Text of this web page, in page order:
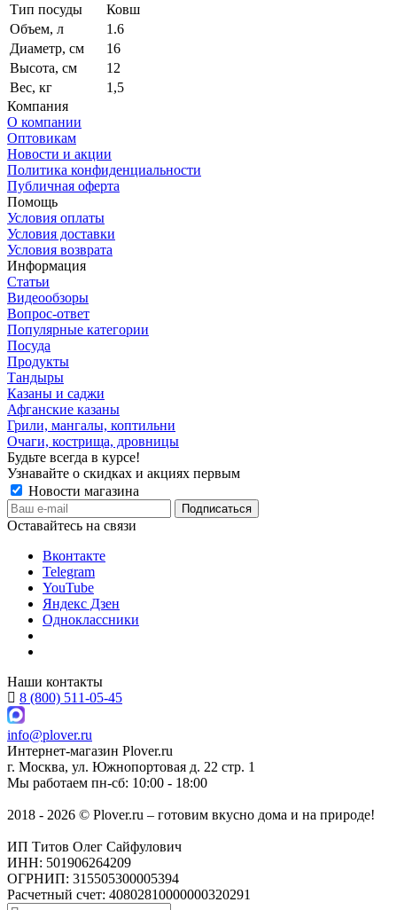
Тип посуды
Ковш
Объем, л
1.6
Диаметр, см
16
Высота, см
12
Вес, кг
1,5
Компания
О компании
Оптовикам
Новости и акции
Политика конфиденциальности
Публичная оферта
Помощь
Условия оплаты
Условия доставки
Условия возврата
Информация
Статьи
Видеообзоры
Вопрос-ответ
Популярные категории
Посуда
Продукты
Тандыры
Казаны и саджи
Афганские казаны
Грили, мангалы, коптильни
Очаги, кострища, дровницы
Будьте всегда в курсе!
Узнавайте о скидках и акциях первым
Новости магазина
Оставайтесь на связи
Вконтакте
Telegram
YouTube
Яндекс Дзен
Одноклассники
Наши контакты
8 (800) 511-05-45
info@plover.ru
Интернет-магазин Plover.ru
г. Москва, ул. Южнопортовая д. 22 стр. 1
Мы работаем пн-сб: 10:00 - 18:00
2018 - 2026 © Plover.ru – готовим вкусно дома и на природе!
ИП Титов Олег Сайфулович
ИНН: 501906264209
ОГРНИП: 315505300005394
Расчетный счет: 40802810000000320291